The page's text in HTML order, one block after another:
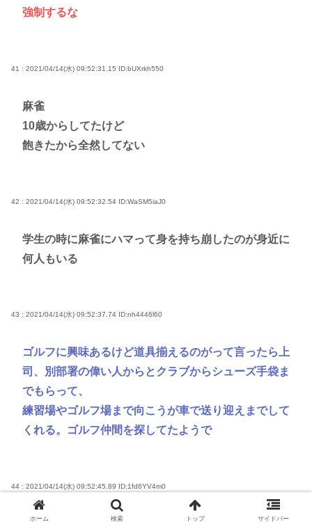
強制するな
41 : 2021/04/14(水) 09:52:31.15 ID:bUXrkh550
麻雀
10歳からしてたけど
飽きたから全然してない
42 : 2021/04/14(水) 09:52:32.54 ID:WaSM5iaJ0
学生の時に麻雀にハマって身を持ち崩したのが身近に
何人もいる
43 : 2021/04/14(水) 09:52:37.74 ID:nh4446l60
ゴルフに興味あるけど道具揃えるのがって言ったら上
司、別部署の偉い人からとクラブからシューズ手袋ま
でもらって、
練習場やゴルフ場まで向こうが車で送り迎えまでして
くれる。ゴルフ仲間を探してたようで
44 : 2021/04/14(水) 09:52:45.89 ID:1fd6YV4m0
今昭和何年だっけか？
ホーム 検索 トップ サイドバー